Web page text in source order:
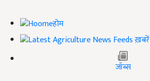
होम
ख़बरें
जॉब्स